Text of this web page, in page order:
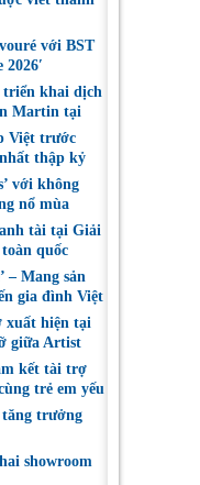
với BST
triển khai dịch
Martin tại
Việt trước
thập kỷ
với không
nổ mùa
tài tại Giải
quốc
– Mang sản
gia đình Việt
xuất hiện tại
giữa Artist
kết tài trợ
trẻ em yếu
tăng trưởng
showroom